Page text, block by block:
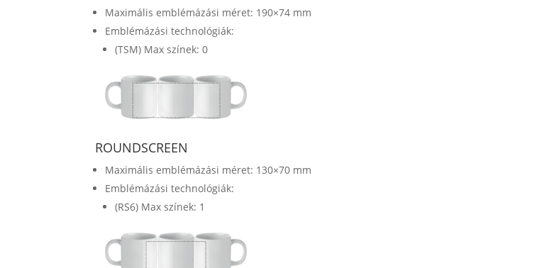
Maximális emblémázási méret: 190×74 mm
Emblémázási technológiák:
(TSM) Max színek: 0
ROUNDSCREEN
Maximális emblémázási méret: 130×70 mm
Emblémázási technológiák:
(RS6) Max színek: 1